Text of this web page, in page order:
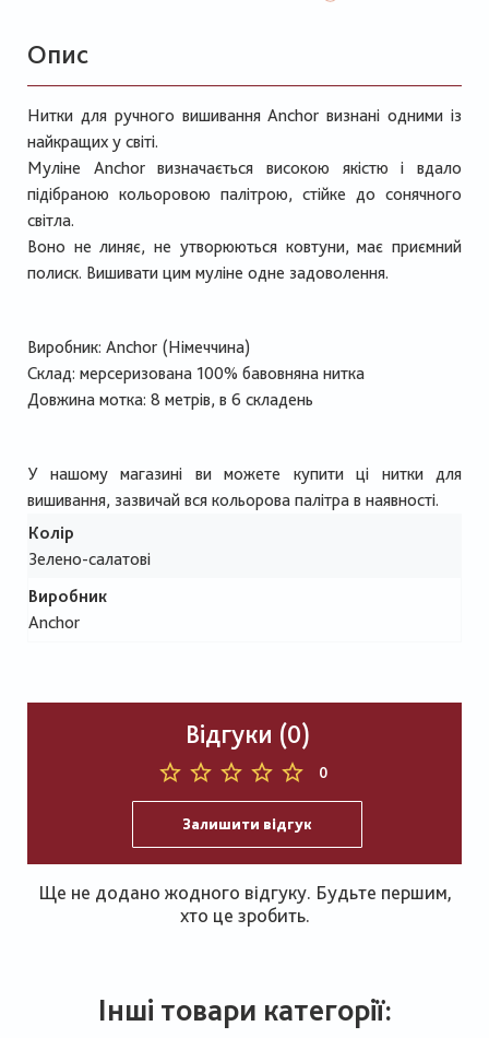
Опис
Нитки для ручного вишивання Anchor визнані одними із
найкращих у світі.
Муліне Anchor визначається високою якістю і вдало
підібраною кольоровою палітрою, стійке до сонячного
світла.
Воно не линяє, не утворюються ковтуни, має приємний
полиск. Вишивати цим муліне одне задоволення.
Виробник: Anchor (Німеччина)
Склад: мерсеризована 100% бавовняна нитка
Довжина мотка: 8 метрів, в 6 складень
У нашому магазині ви можете купити ці нитки для
вишивання, зазвичай вся кольорова палітра в наявності.
Колір
Зелено-салатові
Виробник
Anchor
Відгуки (0)
0
Залишити відгук
Ще не додано жодного відгуку. Будьте першим,
хто це зробить.
Інші товари категорії: